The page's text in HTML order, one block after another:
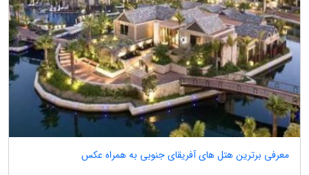
معرفی برترین هتل های آفریقای جنوبی به همراه عکس